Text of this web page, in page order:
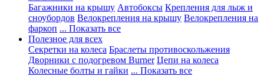
Багажники на крышу Автобоксы Крепления для лыж и
сноубордов Велокрепления на крышу Велокрепления на
фаркоп ... Показать все
Полезное для всех
Секретки на колеса Браслеты противоскольжения
Дворники с подогревом Burner Цепи на колеса
Колесные болты и гайки ... Показать все